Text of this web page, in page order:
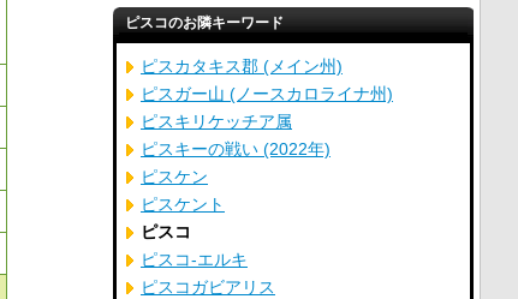
ピスコのお隣キーワード
ピスカタキス郡 (メイン州)
ピスガー山 (ノースカロライナ州)
ピスキリケッチア属
ピスキーの戦い (2022年)
ピスケン
ピスケント
ピスコ
ピスコ‐エルキ
ピスコガビアリス